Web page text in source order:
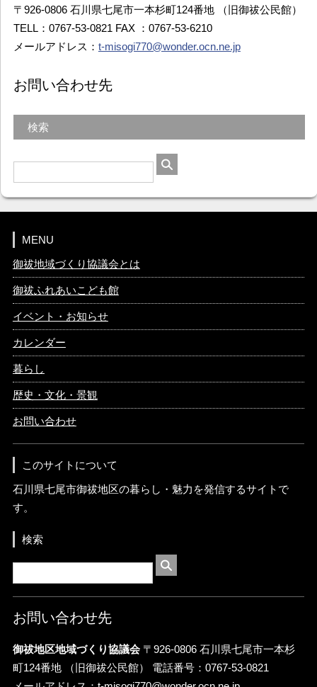
〒926-0806 石川県七尾市一本杉町124番地 （旧御祓公民館）
TELL：0767-53-0821 FAX ：0767-53-6210
メールアドレス： t-misogi770@wonder.ocn.ne.jp
お問い合わせ先
検索
MENU
御祓地域づくり協議会とは
御祓ふれあいこども館
イベント・お知らせ
カレンダー
暮らし
歴史・文化・景観
お問い合わせ
このサイトについて
石川県七尾市御祓地区の暮らし・魅力を発信するサイトで
す。
検索
お問い合わせ先
御祓地区地域づくり協議会〒926-0806 石川県七尾市一本杉
町124番地 （旧御祓公民館） 電話番号：0767-53-0821